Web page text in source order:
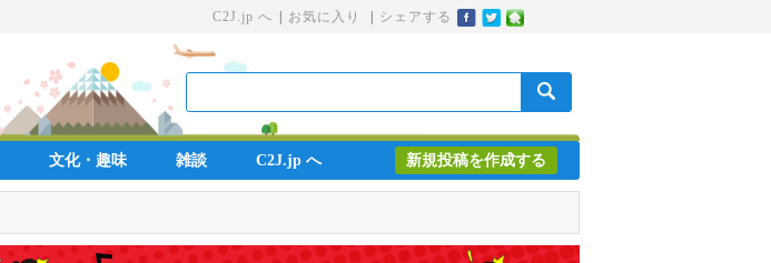
C2J.jp へ お気に入り シェアする
文化・趣味 雑談 C2J.jp へ 新規投稿を作成する